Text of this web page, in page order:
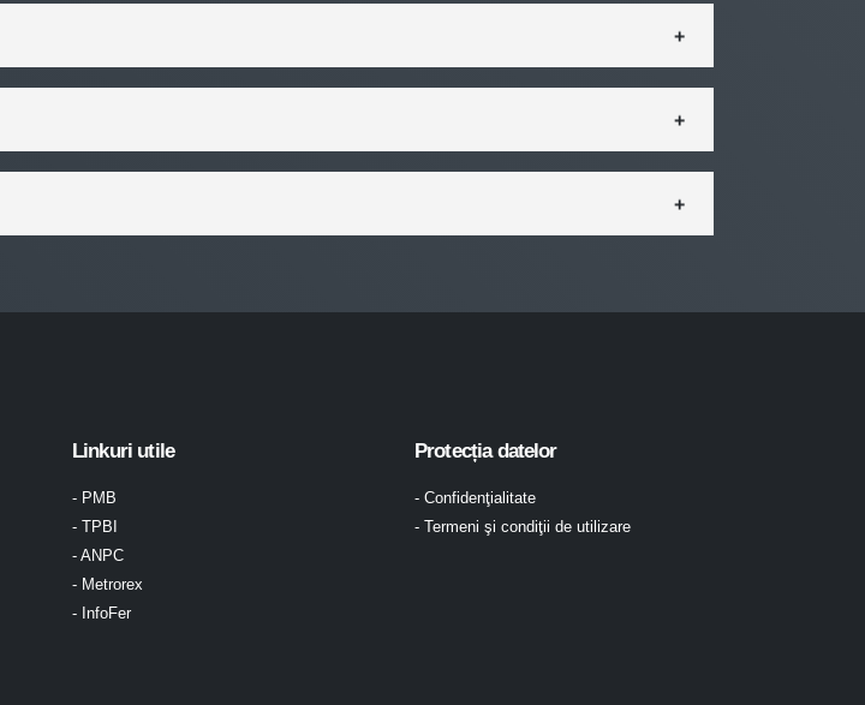
Linkuri utile
- PMB
- TPBI
- ANPC
- Metrorex
- InfoFer
Protecția datelor
- Confidenţialitate
- Termeni şi condiţii de utilizare